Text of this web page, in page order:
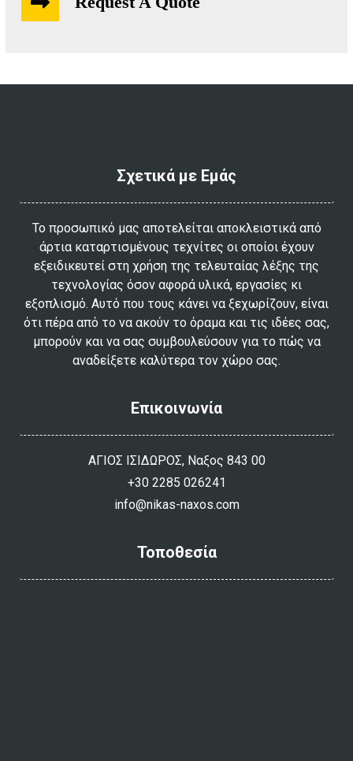
Σχετικά με Εμάς
Το προσωπικό μας αποτελείται αποκλειστικά από
άρτια καταρτισμένους τεχνίτες οι οποίοι έχουν
εξειδικευτεί στη χρήση της τελευταίας λέξης της
τεχνολογίας όσον αφορά υλικά, εργασίες κι
εξοπλισμό. Αυτό που τους κάνει να ξεχωρίζουν, είναι
ότι πέρα από το να ακούν το όραμα και τις ιδέες σας,
μπορούν και να σας συμβουλεύσουν για το πώς να
αναδείξετε καλύτερα τον χώρο σας.
Επικοινωνία
ΑΓΙΟΣ ΙΣΙΔΩΡΟΣ, Ναξος 843 00
+30 2285 026241
info@nikas-naxos.com
Τοποθεσία